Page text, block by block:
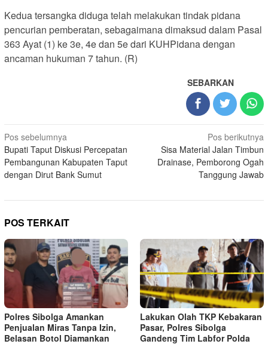
Kedua tersangka diduga telah melakukan tindak pidana
pencurian pemberatan, sebagaimana dimaksud dalam Pasal
363 Ayat (1) ke 3e, 4e dan 5e dari KUHPidana dengan
ancaman hukuman 7 tahun. (R)
SEBARKAN
Navigasi
pos
Pos sebelumnya
Bupati Taput Diskusi Percepatan
Pembangunan Kabupaten Taput
dengan Dirut Bank Sumut
Pos berikutnya
Sisa Material Jalan Timbun
Drainase, Pemborong Ogah
Tanggung Jawab
POS TERKAIT
Polres Sibolga Amankan
Penjualan Miras Tanpa Izin,
Belasan Botol Diamankan
Lakukan Olah TKP Kebakaran
Pasar, Polres Sibolga
Gandeng Tim Labfor Polda